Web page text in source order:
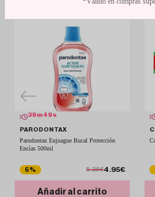
39 m 49 s
PARODONTAX
Parodontax Enjuague Bucal Protección
Encías 500ml
6% 5.25€4.95€
Añadir al carrito